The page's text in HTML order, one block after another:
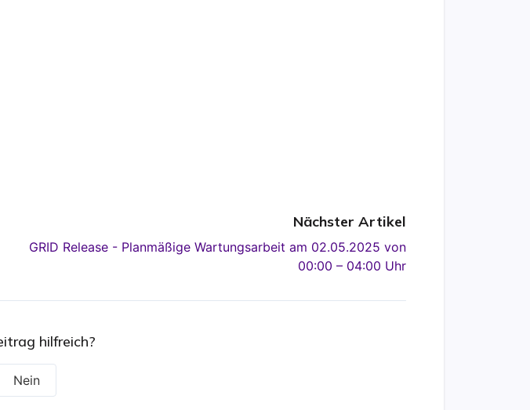
Nächster Artikel
GRID Release - Planmäßige Wartungsarbeit am 02.05.2025 von
00:00 – 04:00 Uhr
hilfreich?
Nein